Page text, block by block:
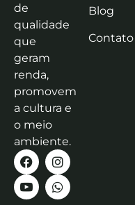
de
qualidade
que
geram
renda,
promovem
a cultura e
o meio
ambiente.
Blog
Contato